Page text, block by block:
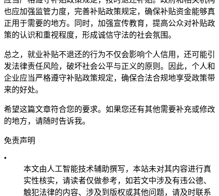
也应加强监管力度，完善补贴政策规定，确保补贴资金能够真
正用于需要的地方。同时，加强宣传教育，提高公众对补贴政
策的认识和重视程度，形成诚信守法的社会氛围。
总之，就业补贴不退还的行为不仅会影响个人信用，还可能引
发法律责任风险，破坏社会公平与正义的原则。因此，个人和
企业应当严格遵守补贴政策规定，确保合法合规地享受政策带
来的好处。
希望这篇文章符合您的要求。如果您还有其他需要补充或修改
的地方，请随时告诉我。
免责声明
•
本文由人工智能技术辅助撰写，本站未对其内容进行真
实性核实，请读者仅做参考，如若文中涉及有违公德、
触犯法律的内容、涉及到版权或其他问题，请及时联系